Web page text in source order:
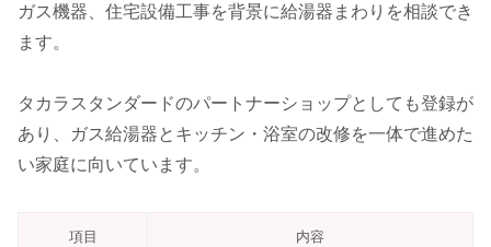
ガス機器、住宅設備工事を背景に給湯器まわりを相談でき
ます。
タカラスタンダードのパートナーショップとしても登録が
あり、ガス給湯器とキッチン・浴室の改修を一体で進めた
い家庭に向いています。
項目 内容